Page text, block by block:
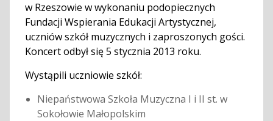
w Rzeszowie w wykonaniu podopiecznych
Fundacji Wspierania Edukacji Artystycznej,
uczniów szkół muzycznych i zaproszonych gości.
Koncert odbył się 5 stycznia 2013 roku.
Wystąpili uczniowie szkół:
Niepaństwowa Szkoła Muzyczna I i II st. w
Sokołowie Małopolskim